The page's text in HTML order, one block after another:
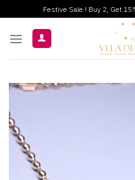
ไป
Festive Sale ! Buy 2, Get